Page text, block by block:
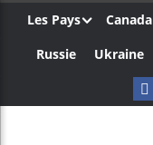
Les Pays Canada
Russie
Ukraine